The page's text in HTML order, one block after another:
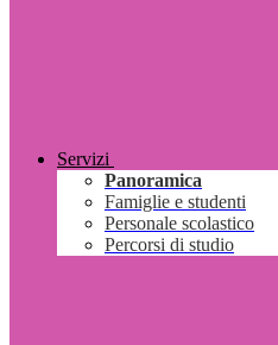
Servizi
Panoramica
Famiglie e studenti
Personale scolastico
Percorsi di studio